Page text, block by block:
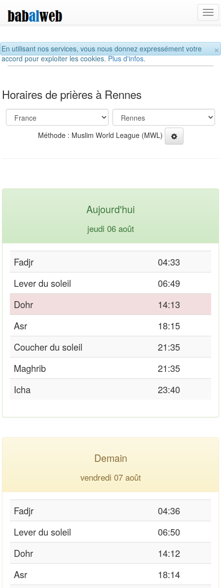
×
En utilisant nos services, vous nous donnez expressément votre
accord pour exploiter les cookies.Plus d'infos.
Horaires de prières à Rennes
Méthode : Muslim World League (MWL)
Aujourd'hui
jeudi 06 août
Fadjr
04:33
Lever du soleil
06:49
Dohr
14:13
Asr
18:15
Coucher du soleil
21:35
Maghrib
21:35
Icha
23:40
Demain
vendredi 07 août
Fadjr
04:36
Lever du soleil
06:50
Dohr
14:12
Asr
18:14